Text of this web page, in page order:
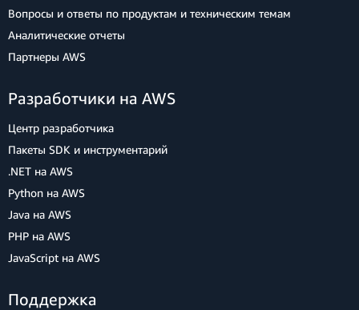
Вопросы и ответы по продуктам и техническим темам
Аналитические отчеты
Партнеры AWS
Разработчики на AWS
Центр разработчика
Пакеты SDK и инструментарий
.NET на AWS
Python на AWS
Java на AWS
PHP на AWS
JavaScript на AWS
Поддержка